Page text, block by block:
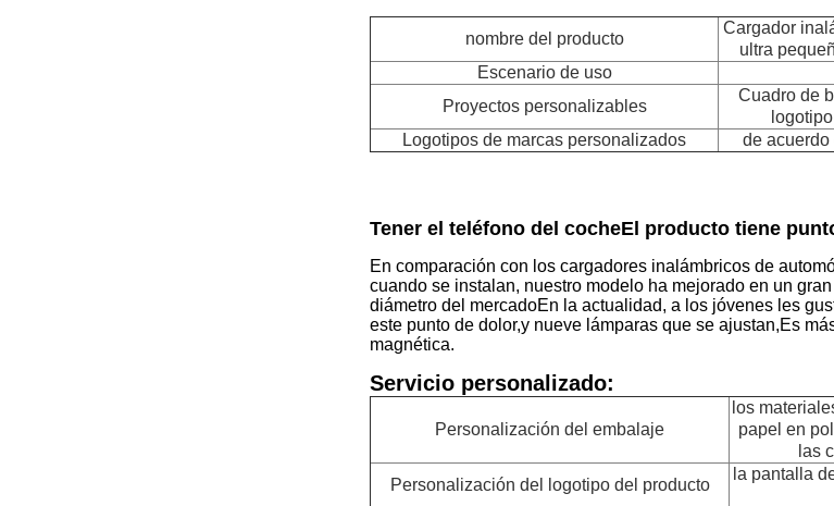
nombre del producto
Cargador
ultra
Escenario de uso
Proyectos personalizables
Cuadro de
Logotipos de marcas personalizados
de
Tener el teléfono del cocheEl producto tiene
En comparación con los cargadores inalámbricos de
cuando se instalan, nuestro modelo ha mejorado en un
diámetro del mercadoEn la actualidad, a los jóvenes les
este punto de dolor,y nueve lámparas que se ajustan,Es
magnética.
Servicio personalizado:
Personalización del embalaje
los
papel en
las
Personalización del logotipo del producto
la pantalla